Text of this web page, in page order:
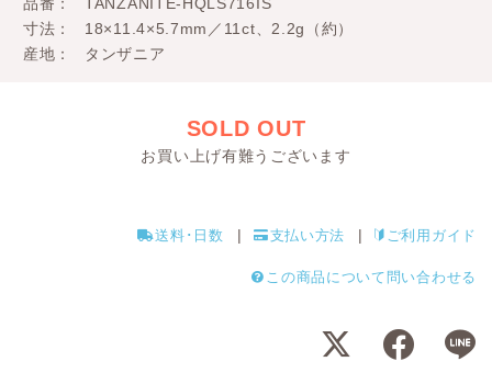
寸法
18×11.4×5.7mm／11ct、2.2g（約）
産地
タンザニア
SOLD OUT
お買い上げ有難うございます
送料･日数 支払い方法 ご利用ガイド
この商品について問い合わせる